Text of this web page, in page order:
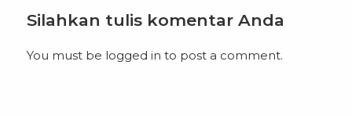
Silahkan tulis komentar Anda
You must be logged in to post a comment.